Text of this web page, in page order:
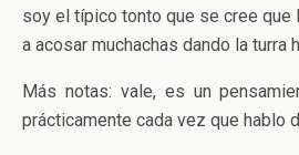
soy el típico tonto que se cree que
a acosar muchachas dando la turra
Más notas: vale, es un
prácticamente cada vez que hablo